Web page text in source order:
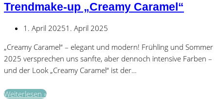
Scope“
Trendmake-up „Creamy Caramel“
1. April 20251. April 2025
„Creamy Caramel“ – elegant und modern! Frühling und Sommer
2025 versprechen uns sanfte, aber dennoch intensive Farben –
und der Look „Creamy Caramel“ ist der…
Weiterlesen »Trendmake-